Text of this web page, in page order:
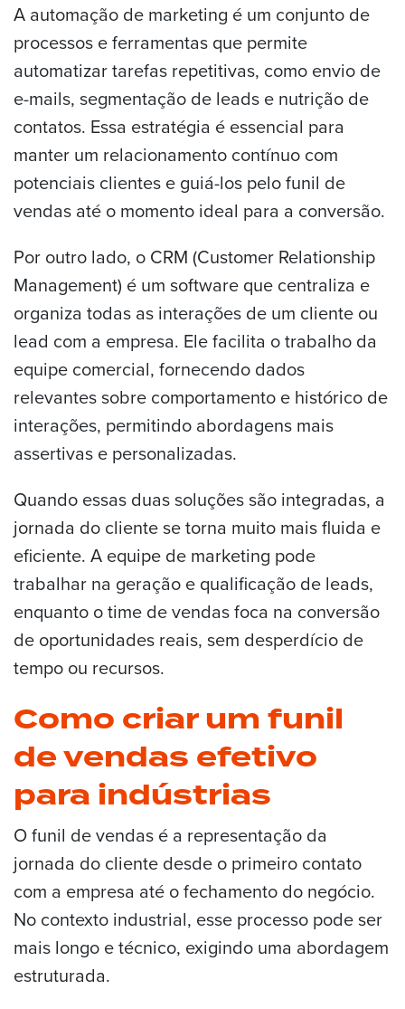
A automação de marketing é um conjunto de
processos e ferramentas que permite
automatizar tarefas repetitivas, como envio de
e-mails, segmentação de leads e nutrição de
contatos. Essa estratégia é essencial para
manter um relacionamento contínuo com
potenciais clientes e guiá-los pelo funil de
vendas até o momento ideal para a conversão.
Por outro lado, o CRM (Customer Relationship
Management) é um software que centraliza e
organiza todas as interações de um cliente ou
lead com a empresa. Ele facilita o trabalho da
equipe comercial, fornecendo dados
relevantes sobre comportamento e histórico de
interações, permitindo abordagens mais
assertivas e personalizadas.
Quando essas duas soluções são integradas, a
jornada do cliente se torna muito mais fluida e
eficiente. A equipe de marketing pode
trabalhar na geração e qualificação de leads,
enquanto o time de vendas foca na conversão
de oportunidades reais, sem desperdício de
tempo ou recursos.
Como criar um funil
de vendas efetivo
para indústrias
O funil de vendas é a representação da
jornada do cliente desde o primeiro contato
com a empresa até o fechamento do negócio.
No contexto industrial, esse processo pode ser
mais longo e técnico, exigindo uma abordagem
estruturada.